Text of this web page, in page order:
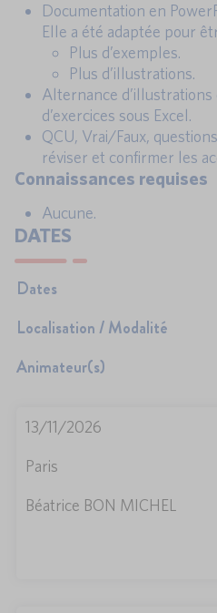
Documentation en
Elle a été adaptée pour
Plus d’exemples.
Plus d’illustrations.
Alternance d’illustrations
d’exercices sous Excel.
QCU, Vrai/Faux,
réviser et confirmer les
Connaissances requises
Aucune.
DATES
Dates
Localisation / Modalité
Animateur(s)
13/11/2026
Paris
Béatrice BON MICHEL